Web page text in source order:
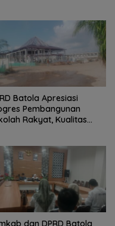
Batola Apresiasi
Pembangunan
Rakyat, Kualitas
dan DPRD Batola